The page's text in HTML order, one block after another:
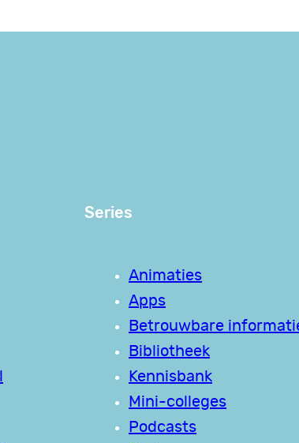
Series
Animaties
Apps
Betrouwbare
Bibliotheek
Kennisbank
Mini-colleges
Podcasts